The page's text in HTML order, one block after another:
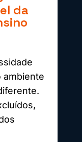
da
ambiente